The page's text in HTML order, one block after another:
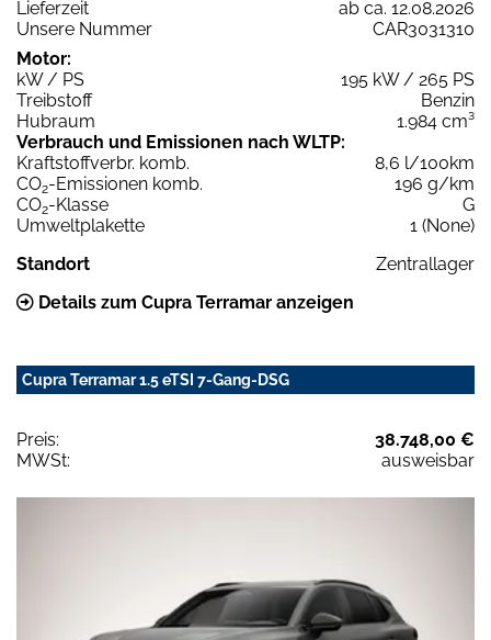
Lieferzeit
ab ca. 12.08.2026
Unsere Nummer
CAR3031310
Motor:
kW / PS
195 kW / 265 PS
Treibstoff
Benzin
Hubraum
1.984 cm³
Verbrauch und Emissionen nach WLTP:
Kraftstoffverbr. komb.
8,6 l/100km
CO2-Emissionen komb.
196 g/km
CO2-Klasse
G
Umweltplakette
1 (None)
Standort
Zentrallager
Details zum Cupra Terramar anzeigen
Cupra Terramar 1.5 eTSI 7-Gang-DSG
Preis:
38.748,00 €
MWSt:
ausweisbar